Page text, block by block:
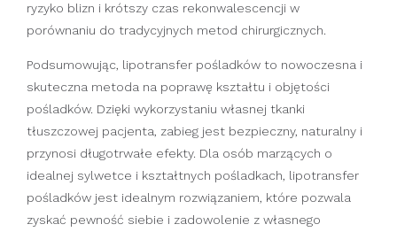
ryzyko blizn i krótszy czas rekonwalescencji w
porównaniu do tradycyjnych metod chirurgicznych.
Podsumowując, lipotransfer pośladków to nowoczesna i
skuteczna metoda na poprawę kształtu i objętości
pośladków. Dzięki wykorzystaniu własnej tkanki
tłuszczowej pacjenta, zabieg jest bezpieczny, naturalny i
przynosi długotrwałe efekty. Dla osób marzących o
idealnej sylwetce i kształtnych pośladkach, lipotransfer
pośladków jest idealnym rozwiązaniem, które pozwala
zyskać pewność siebie i zadowolenie z własnego